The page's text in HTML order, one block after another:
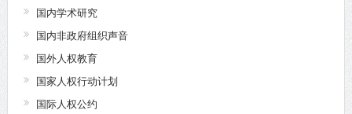
国内学术研究
国内非政府组织声音
国外人权教育
国家人权行动计划
国际人权公约